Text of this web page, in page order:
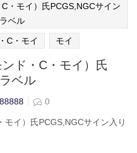
・モイ）氏PCGS,NGCサイン
ベル
C・モイ モイ
ド・C・モイ）氏
ベル
0
イ）氏PCGS,NGCサイン入り